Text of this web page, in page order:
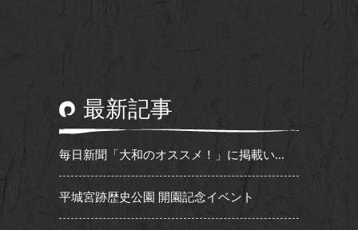
最新記事
毎日新聞「大和のオススメ！」に掲載い...
平城宮跡歴史公園 開園記念イベント